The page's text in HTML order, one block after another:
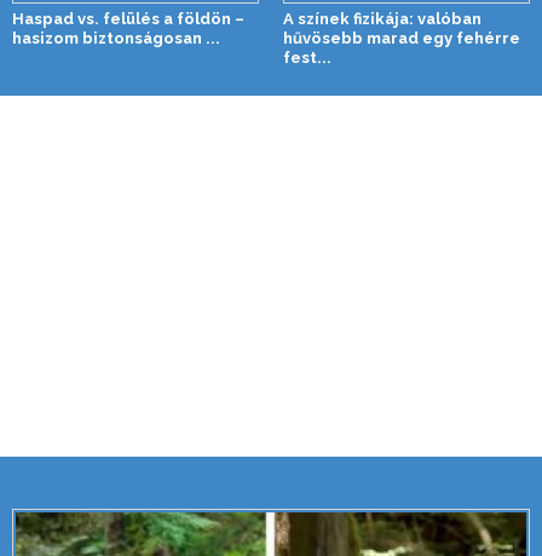
Haspad vs. felülés a földön –
hasizom biztonságosan ...
A színek fizikája: valóban
hűvösebb marad egy fehérre
fest...